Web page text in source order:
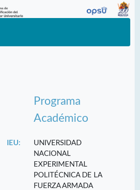
Programa
Académico
IEU:
UNIVERSIDAD
NACIONAL
EXPERIMENTAL
POLITÉCNICA DE LA
FUERZA ARMADA